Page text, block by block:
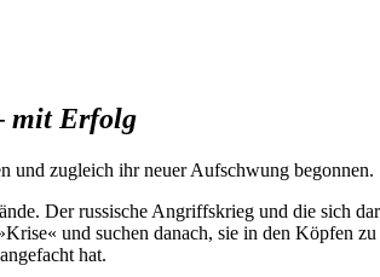
mit Erfolg
und zugleich ihr neuer Aufschwung begonnen.
Der russische Angriffskrieg und die sich
und suchen danach, sie in den Köpfen
hat.